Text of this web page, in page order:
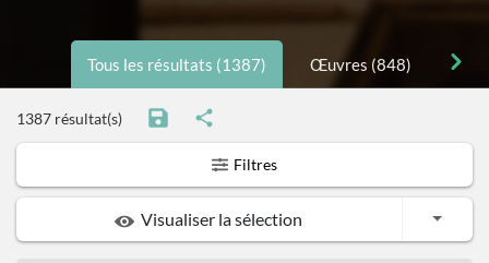
Tous les résultats (1387) Œuvres (848)
1387 résultat(s)
Filtres
Visualiser la sélection Toggle